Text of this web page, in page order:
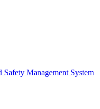
Management System